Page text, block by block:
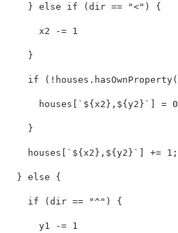
} else if (dir == "<" ) {
x2 -= 1
}
if ( ! houses . hasOwnProperty(
houses [ ` ${x2} , ${y2} ` ] = 0
}
houses [ ` ${x2} , ${y2} ` ] += 1 ;
} else {
if (dir == "^ " ) {
y1 -= 1